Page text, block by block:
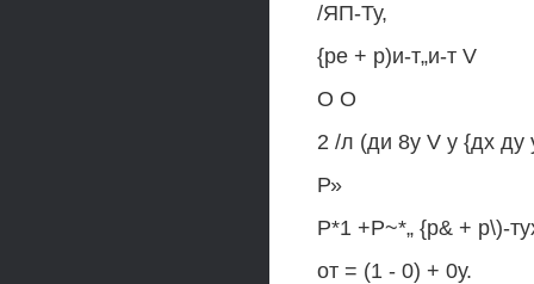
/ЯП-Ту,
{ре + р)и-т„и-т V
О О
2 /л (ди 8у V у {дх ду
Р»
Р*1 +Р~*„ {р& + р\)-
от = (1 - 0) + 0у.